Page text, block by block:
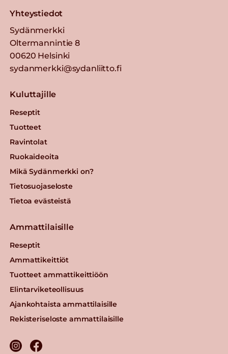
Yhteystiedot
Sydänmerkki
Oltermannintie 8
00620 Helsinki
sydanmerkki@sydanliitto.fi
Kuluttajille
Reseptit
Tuotteet
Ravintolat
Ruokaideoita
Mikä Sydänmerkki on?
Tietosuojaseloste
Tietoa evästeistä
Ammattilaisille
Reseptit
Ammattikeittiöt
Tuotteet ammattikeittiöön
Elintarviketeollisuus
Ajankohtaista ammattilaisille
Rekisteriseloste ammattilaisille